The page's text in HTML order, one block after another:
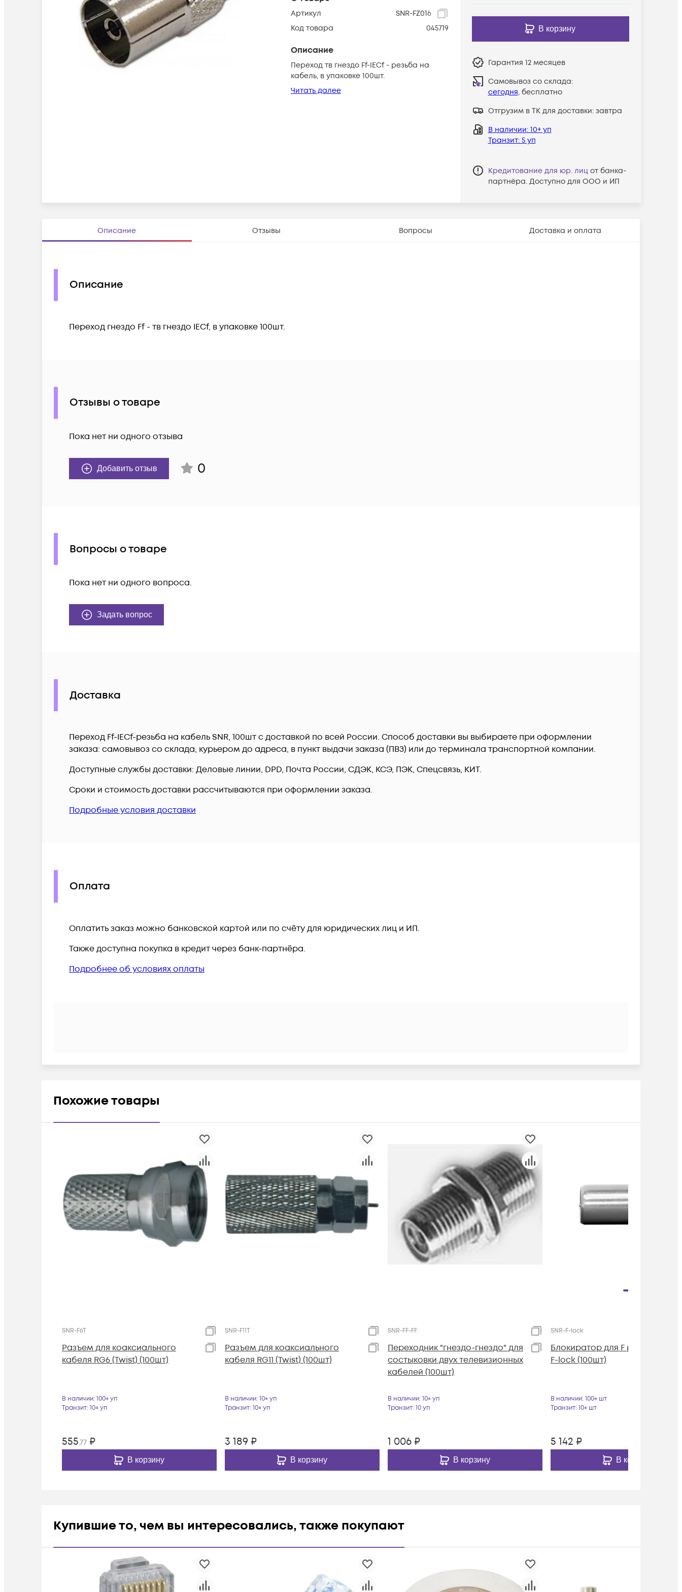
Артикул
SNR-FZ016
Код товара
045719
Описание
Переход тв гнездо Ff-IECf - резьба на
кабель, в упаковке 100шт.
Читать далее
В корзину
Гарантия 12 месяцев
Самовывоз со склада:
сегодня, бесплатно
Отгрузим в ТК для доставки: завтра
В наличии: 10+ уп
Транзит: 5 уп
Кредитование для юр. лиц от банка-
партнёра. Доступно для ООО и ИП
Описание Отзывы Вопросы Доставка и оплата
Описание
Переход гнездо Ff - тв гнездо IECf, в упаковке 100шт.
Отзывы о товаре
Пока нет ни одного отзыва
Добавить отзыв 0
Вопросы о товаре
Пока нет ни одного вопроса.
Задать вопрос
Доставка
Переход Ff-IECf-резьба на кабель SNR, 100шт c доставкой по всей России. Способ доставки вы выбираете при оформлении
заказа: самовывоз со склада, курьером до адреса, в пункт выдачи заказа (ПВЗ) или до терминала транспортной компании.
Доступные службы доставки: Деловые линии, DPD, Почта России, СДЭК, КСЭ, ПЭК, Спецсвязь, КИТ.
Сроки и стоимость доставки рассчитываются при оформлении заказа.
Подробные условия доставки
Оплата
Оплатить заказ можно банковской картой или по счёту для юридических лиц и ИП.
Также доступна покупка в кредит через банк-партнёра.
Подробнее об условиях оплаты
Похожие товары
SNR-F6T
Разъем для коаксиального
кабеля RG6 (Twist) (100шт)
В наличии: 100+ уп
Транзит: 10+ уп
555,77 ₽
В корзину
SNR-F11T
Разъем для коаксиального
кабеля RG11 (Twist) (100шт)
В наличии: 10+ уп
Транзит: 10+ уп
3 189 ₽
В корзину
SNR-FF-FF
Переходник "гнездо-гнездо" для
состыковки двух телевизионных
кабелей (100шт)
В наличии: 10+ уп
Транзит: 10 уп
1 006 ₽
В корзину
SNR-F-lock
Блокиратор для F разъема
F-lock (100шт)
В наличии: 100+ шт
Транзит: 10+ шт
5 142 ₽
В корзину
Купившие то, чем вы интересовались, также покупают